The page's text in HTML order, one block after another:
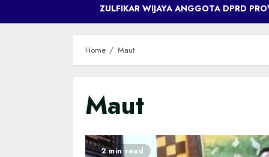
ZULFIKAR WIJAYA ANGGOTA DPRD
Home Maut
Maut
2 min read